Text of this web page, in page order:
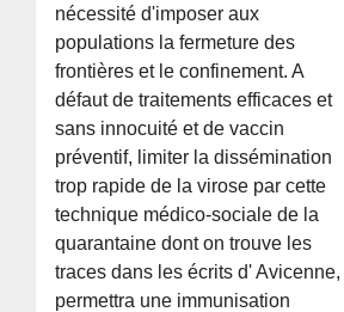
nécessité d'imposer aux
populations la fermeture des
frontières et le confinement. A
défaut de traitements efficaces et
sans innocuité et de vaccin
préventif, limiter la dissémination
trop rapide de la virose par cette
technique médico-sociale de la
quarantaine dont on trouve les
traces dans les écrits d' Avicenne,
permettra une immunisation